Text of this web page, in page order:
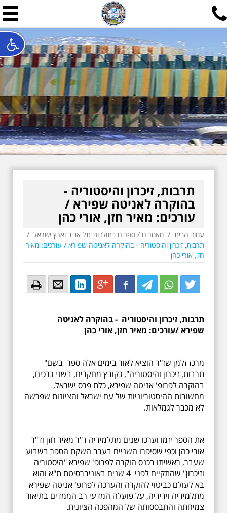
תל אביב שלי
תיור ישראלי בעריכת אילן
האתר המרכזי להיסטוריה של תל אביב ותולדות ארץ ישראל -
חייגו עכשיו:052-7747748
שלחו פנייה:ilan@mytelaviv.co.il
English עברית צור קשר
תרבות, זיכרון והיסטוריה -
בהוקרה לאניטה שפירא /
עורכים: מאיר חזן, אורי כהן
עמוד הבית / מאמרים / ספרים בתולדות תל אביב וארץ ישראל /
תרבות, זיכרון והיסטוריה - בהוקרה לאניטה שפירא / עורכים: מאיר
חזן, אורי כהן
Twitter
Twitter
Twitter
Facebook
Google+
LinkedIn
Email
Email
תרבות, זיכרון והיסטוריה -בהוקרה לאניטה
שפירא /עורכים: מאיר חזן, אורי כהן
מרכז זלמן שז"ר הוציא לאור בימים אלה ספר בשם"
תרבות, זיכרון והיסטוריה", כקובץ מחקרים, בשני כרכים,
בהוקרה לפרופ' אניטה שפירא, כלת פרס ישראל,
מחשובות ההיסטוריוניות של עם ישראל והציונות שפרשה
לא מכבר לגמלאות.
את הספר יזמו וערכו שנים מתלמידיה ד"ר מאיר חזן וד"ר
אורי כהן וכפי שסיפרו השניים בערב השקת הספר בשבוע
שעבר, ראשיתו בכנס הוקרה לפרופ' שפירא "היסטוריה
וזיכרון" שהתקיים לפני 4 שנים באוניברסיטת ת"א והוא
בא לעולם כביטוי להוקרה והערכה לפרופ' אניטה שפירא
מתלמידיה וידידיה, על פועלה המדעי רב הממדים בתיאור
צמיחתה והתבססותה של המהפכה הציונית.